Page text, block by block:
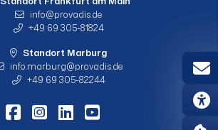
info
provadis.de
+49 69 305-81824
Standort Marburg
info.marburg
provadis.de
+49 69 305-82244